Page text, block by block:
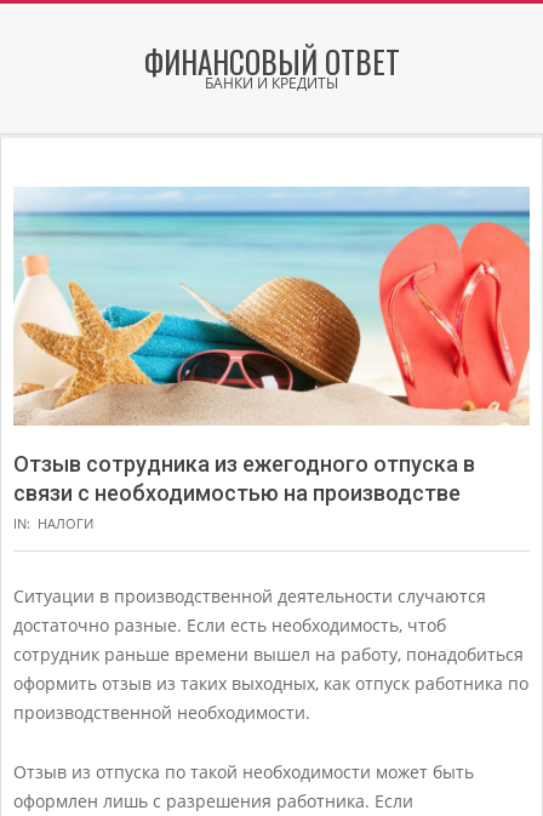
ФИНАНСОВЫЙ ОТВЕТ
БАНКИ И КРЕДИТЫ
Menu
Отзыв сотрудника из ежегодного отпуска в
связи с необходимостью на производстве
IN: НАЛОГИ
Ситуации в производственной деятельности случаются
достаточно разные. Если есть необходимость, чтоб
сотрудник раньше времени вышел на работу, понадобиться
оформить отзыв из таких выходных, как отпуск работника по
производственной необходимости.
Отзыв из отпуска по такой необходимости может быть
оформлен лишь с разрешения работника. Если